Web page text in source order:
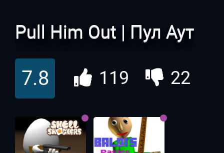
Pull Him Out | Пул Аут
7.8 119 22